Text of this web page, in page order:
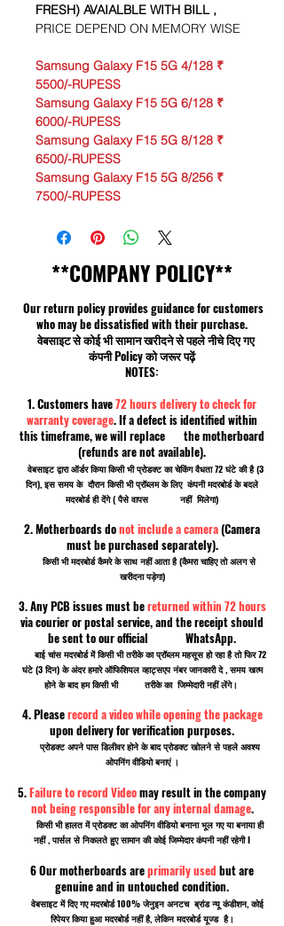
FRESH) AVAIALBLE WITH BILL ,
PRICE DEPEND ON MEMORY WISE
Samsung Galaxy F15 5G 4/128 ₹
5500/-RUPESS
Samsung Galaxy F15 5G 6/128 ₹
6000/-RUPESS
Samsung Galaxy F15 5G 8/128 ₹
6500/-RUPESS
Samsung Galaxy F15 5G 8/256 ₹
7500/-RUPESS
**COMPANY POLICY**
Our return policy provides guidance for customers
who may be dissatisfied with their purchase.
वेबसाइट से कोई भी सामान खरीदने से पहले नीचे दिए गए
कंपनी Policy को जरूर पढ़ें
NOTES:
1. Customers have72 hours delivery to check for
warranty coverage. If a defect is identified within
this timeframe, we will replace the motherboard
(refunds are not available).
वेबसाइट द्वारा ऑर्डर किया किसी भी प्रोडक्ट का चेकिंग वैधता 72 घंटे की है (3
दिन), इस समय के दौरान किसी भी प्रॉब्लम के लिए कंपनी मदरबोर्ड के बदले
मदरबोर्ड ही देंगे ( पैसे वापस नहीं मिलेगा)
2. Motherboards donot include a camera(Camera
must be purchased separately).
किसी भी मदरबोर्ड कैमरे के साथ नहीं आता है (कैमरा चाहिए तो अलग से
खरीदना पड़ेगा)
3. Any PCB issues must bereturned within 72 hours
via courier or postal service, and the receipt should
be sent to our official WhatsApp.
बाई चांस मदरबोर्ड में किसी भी तरीके का प्रॉब्लम महसूस हो रहा है तो फिर 72
घंटे (3 दिन) के अंदर हमारे ऑफिशियल व्हाट्सएप नंबर जानकारी दे , समय खत्म
होने के बाद हम किसी भी तरीके का जिम्मेदारी नहीं लेंगे।
4. Pleaserecord a video while opening the package
upon delivery for verification purposes.
प्रोडक्ट अपने पास डिलीवर होने के बाद प्रोडक्ट खोलने से पहले अवश्य
ओपनिंग वीडियो बनाएं ।
5.Failure to record Videomay result in the company
not being responsible for any internal damage.
किसी भी हालत में प्रोडक्ट का ओपनिंग वीडियो बनाना भूल गए या बनाया ही
नहीं , पार्सल से निकलते हुए सामान की कोई जिम्मेदार कंपनी नहीं रहेगी I
6 Our motherboards areprimarily used but are
genuine and in untouched condition.
वेबसाइट में दिए गए मदरबोर्ड 100% जेनुइन अनटच ब्रांड न्यू कंडीशन, कोई
रिपेयर किया हुआ मदरबोर्ड नहीं है, लेकिन मदरबोर्ड यूज्ड है।